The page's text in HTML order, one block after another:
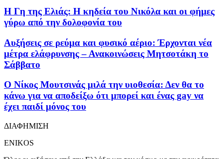
Η Γη της Ελιάς: Η κηδεία του Νικόλα και οι φήμες
γύρω από την δολοφονία του
Αυξήσεις σε ρεύμα και φυσικό αέριο: Έρχονται νέα
μέτρα ελάφρυνσης – Ανακοινώσεις Μητσοτάκη το
Σάββατο
Ο Νίκος Μουτσινάς μιλά την υιοθεσία: Δεν θα το
κάνω για να αποδείξω ότι μπορεί και ένας gay να
έχει παιδί μόνος του
ΔΙΑΦΗΜΙΣΗ
ENIKOS